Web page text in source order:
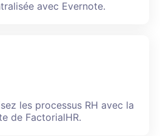
avec Evernote.
les processus RH avec la
de FactorialHR.